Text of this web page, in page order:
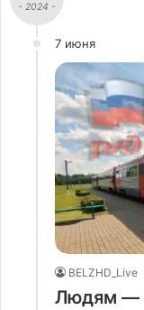
- 2024 -
7 июня
BELZHD_Live
Людям —